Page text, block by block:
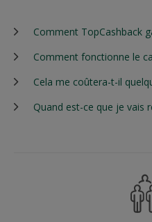
Comment TopCashback
Comment fonctionne le
Cela me coûtera-t-il
Quand est-ce que je vais